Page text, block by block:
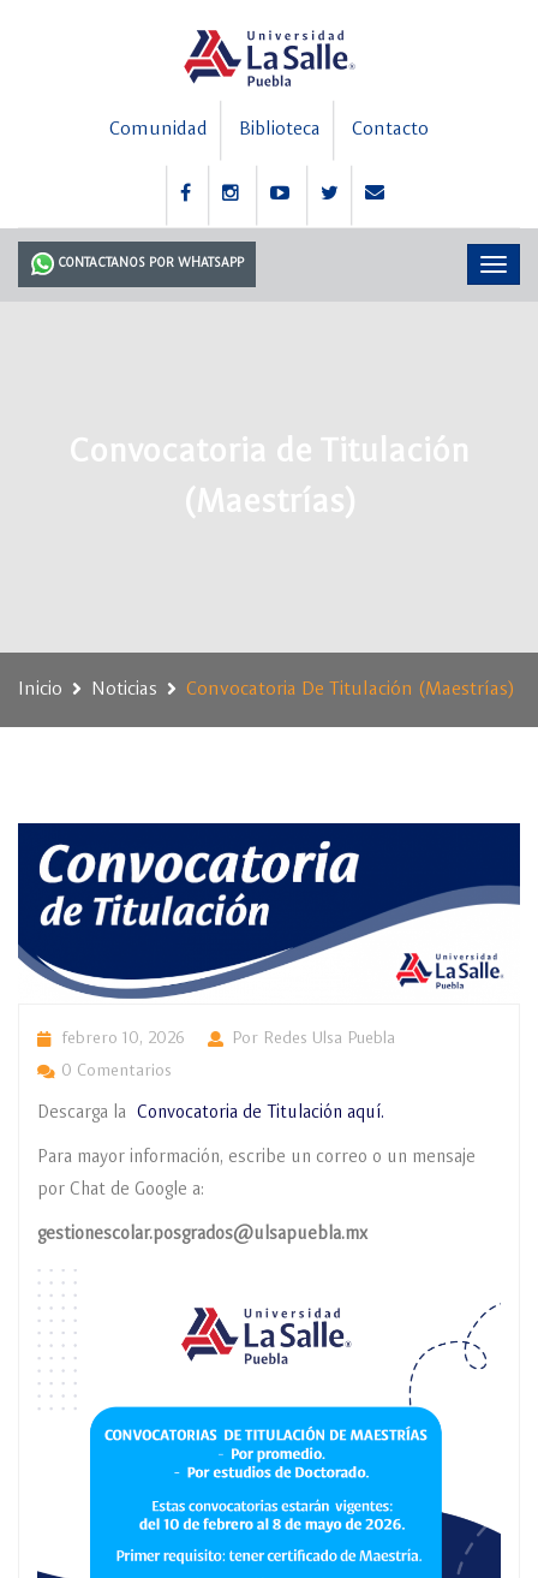
Comunidad Biblioteca Contacto
CONTACTANOS POR WHATSAPP
Convocatoria de Titulación
(Maestrías)
Inicio Noticias Convocatoria De Titulación (Maestrías)
febrero 10, 2026
Por Redes Ulsa Puebla
0 Comentarios
Descarga la Convocatoria de Titulación aquí.
Para mayor información, escribe un correo o un mensaje
por Chat de Google a:
gestionescolar.posgrados@ulsapuebla.mx